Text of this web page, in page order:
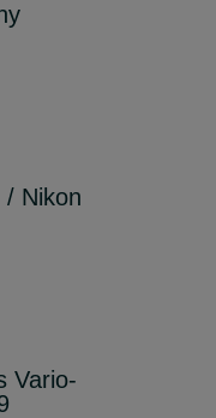
/ Nikon
Vario-